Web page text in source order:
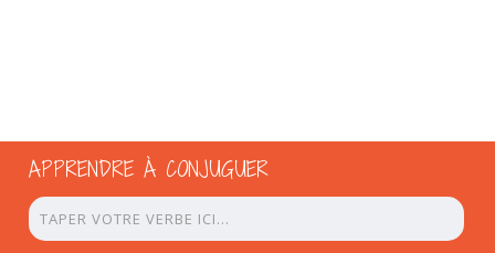
APPRENDRE À CONJUGUER